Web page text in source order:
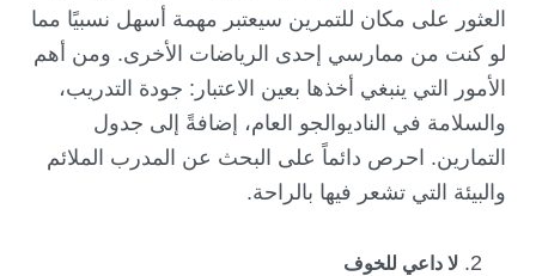
العثور على مكان للتمرين سيعتبر مهمة أسهل نسبيًا مما
لو كنت من ممارسي إحدى الرياضات الأخرى. ومن أهم
الأمور التي ينبغي أخذها بعين الاعتبار: جودة التدريب،
والسلامة في الناديوالجو العام، إضافةً إلى جدول
التمارين. احرص دائماً على البحث عن المدرب الملائم
والبيئة التي تشعر فيها بالراحة.
لا داعي للخوف